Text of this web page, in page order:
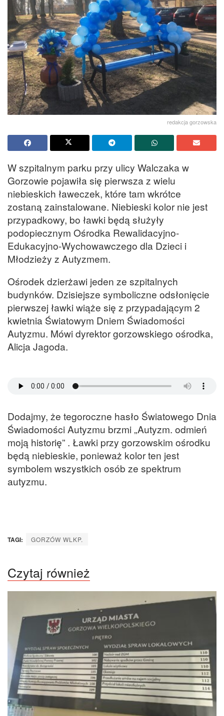
redakcja gorzowska
W szpitalnym parku przy ulicy Walczaka w
Gorzowie pojawiła się pierwsza z wielu
niebieskich ławeczek, które tam wkrótce
zostaną zainstalowane. Niebieski kolor nie jest
przypadkowy, bo ławki będą służyły
podopiecznym Ośrodka Rewalidacyjno-
Edukacyjno-Wychowawczego dla Dzieci i
Młodzieży z Autyzmem.
Ośrodek dzierżawi jeden ze szpitalnych
budynków. Dzisiejsze symboliczne odsłonięcie
pierwszej ławki wiąże się z przypadającym 2
kwietnia Światowym Dniem Świadomości
Autyzmu. Mówi dyrektor gorzowskiego ośrodka,
Alicja Jagoda.
Dodajmy, że tegoroczne hasło Światowego Dnia
Świadomości Autyzmu brzmi „Autyzm. odmień
moją historię” . Ławki przy gorzowskim ośrodku
będą niebieskie, ponieważ kolor ten jest
symbolem wszystkich osób ze spektrum
autyzmu.
TAGI: GORZÓW WLKP.
Czytaj również